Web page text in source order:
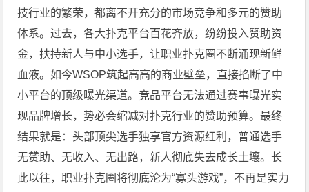
技行业的繁荣，都离不开充分的市场竞争和多元的赞助
体系。过去，各大扑克平台百花齐放，纷纷投入赞助资
金，扶持新人与中小选手，让职业扑克圈不断涌现新鲜
血液。如今WSOP筑起高高的商业壁垒，直接掐断了中
小平台的顶级曝光渠道。竞品平台无法通过赛事曝光实
现品牌增长，势必会缩减对扑克行业的赞助预算。最终
结果就是：头部顶尖选手独享官方资源红利，普通选手
无赞助、无收入、无出路，新人彻底失去成长土壤。长
此以往，职业扑克圈将彻底沦为“寡头游戏”，不再是实力